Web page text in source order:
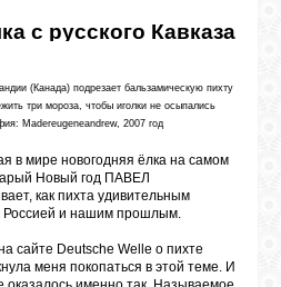
с русского Кавказа
(Канада) подрезает бальзамическую пихту
три мороза, чтобы иголки не осыпались
Madereugeneandrew, 2007 год
в мире новогодняя ёлка на самом
Новый год ПАВЕЛ
как пихта удивительным
Россией и нашим прошлым.
сайте Deutsche Welle о пихте
меня покопаться в этой теме. И